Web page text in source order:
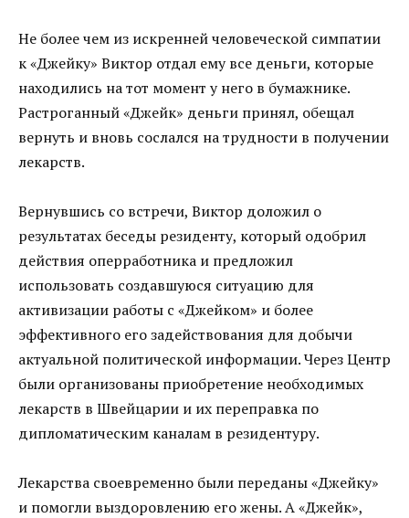
Не более чем из искренней человеческой симпатии
к «Джейку» Виктор отдал ему все деньги, которые
находились на тот момент у него в бумажнике.
Растроганный «Джейк» деньги принял, обещал
вернуть и вновь сослался на трудности в получении
лекарств.
Вернувшись со встречи, Виктор доложил о
результатах беседы резиденту, который одобрил
действия оперработника и предложил
использовать создавшуюся ситуацию для
активизации работы с «Джейком» и более
эффективного его задействования для добычи
актуальной политической информации. Через Центр
были организованы приобретение необходимых
лекарств в Швейцарии и их переправка по
дипломатическим каналам в резидентуру.
Лекарства своевременно были переданы «Джейку»
и помогли выздоровлению его жены. А «Джейк»,